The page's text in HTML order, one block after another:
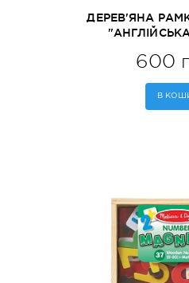
ДЕРЕВ'ЯНА
600
В